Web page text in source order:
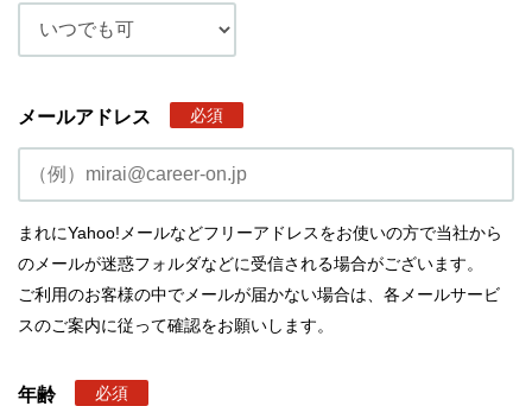
メールアドレス 必須
まれにYahoo!メールなどフリーアドレスをお使いの方で当社から
のメールが迷惑フォルダなどに受信される場合がございます。
ご利用のお客様の中でメールが届かない場合は、各メールサービ
スのご案内に従って確認をお願いします。
年齢 必須